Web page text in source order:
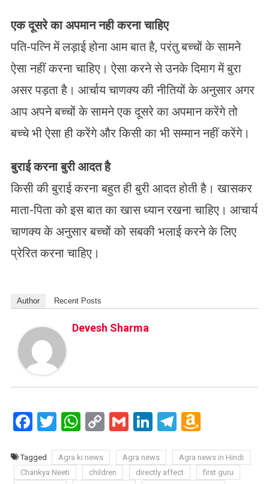
एक दूसरे का अपमान नही करना चाहिए
पति-पत्नि में लड़ाई होना आम बात है, परंतु बच्चों के सामने
ऐसा नहीं करना चाहिए। ऐसा करने से उनके दिमाग में बुरा
असर पड़ता है। आर्चाय चाणक्य की नीतियों के अनुसार अगर
आप अपने बच्चों के सामने एक दूसरे का अपमान करेंगे तो
बच्चे भी ऐसा ही करेंगे और किसी का भी सम्मान नहीं करेंगे।
बुराई करना बुरी आदत है
किसी की बुराई करना बहुत ही बुरी आदत होती है। खासकर
माता-पिता को इस बात का खास ध्यान रखना चाहिए। आचार्य
चाणक्य के अनुसार बच्चों को सबकी भलाई करने के लिए
प्रेरित करना चाहिए।
Author Recent Posts
Devesh Sharma
Facebook
Twitter
WhatsApp
CopyGmailLinkedIn
Telegram
Amazon
List
Tagged Agra ki news Agra news
Agra news in Hindi
Chankya Neeti
children directly affect
first guru